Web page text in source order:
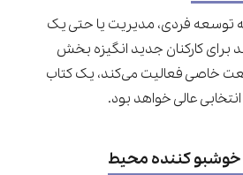
توسعه فردی، مدیریت یا حتی یک
برای کارکنان جدید انگیزه‌ بخش
خاصی فعالیت می‌کند، یک کتاب
عالی خواهد بود.
کننده محیط